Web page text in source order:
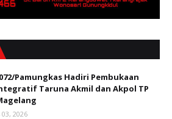
Pamungkas Hadiri Pembukaan
Taruna Akmil dan Akpol TP
2026